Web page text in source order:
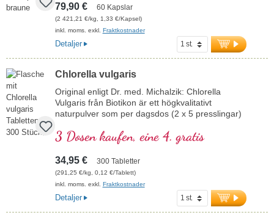
kosttillskott är fritt från tillsatser och tillverkas i
Tyskland. Förseglingen är aluminiumfri.
mer information om Chaga-Extrakt 50
79,90 € 60 Kapslar
(2 421,21 €/kg, 1,33 €/Kapsel)
inkl. moms. exkl. Fraktkostnader
Detaljer
Chlorella vulgaris
Original enligt Dr. med. Michalzik: Chlorella
Vulgaris från Biotikon är ett högkvalitativt
naturpulver som per dagsdos (2 x 5 presslingar)
innehåller 2 120 mg proteiner, 100 mg klorofyll
och 30 mg karotenoider och stödjer kroppen på
ett naturligt sätt. Ett PAK-värde på < 10 μg/kg är
en viktig kvalitetsindikator som understryker
produktens renhet. Fri från alla tillsatser, vegansk
och förpackad med en aluminiumfri försegling,
tillverkad i Tyskland.
mer information om Chlorella Vulgaris
3 Dosen kaufen, eine 4. gratis
34,95 € 300 Tabletter
(291,25 €/kg, 0,12 €/Tablett)
inkl. moms. exkl. Fraktkostnader
Detaljer